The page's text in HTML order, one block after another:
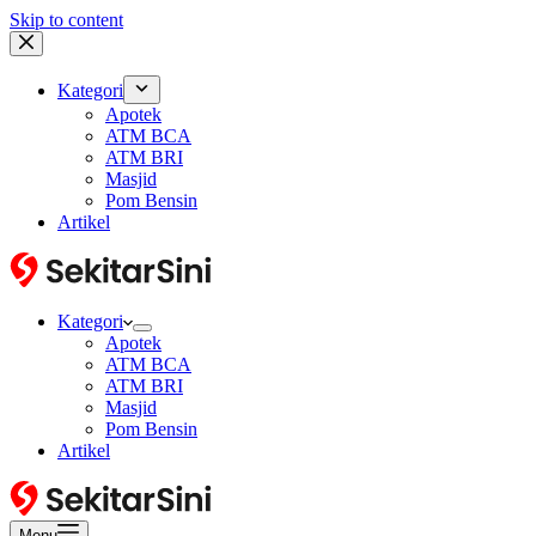
Skip to content
Kategori
Apotek
ATM BCA
ATM BRI
Masjid
Pom Bensin
Artikel
Kategori
Apotek
ATM BCA
ATM BRI
Masjid
Pom Bensin
Artikel